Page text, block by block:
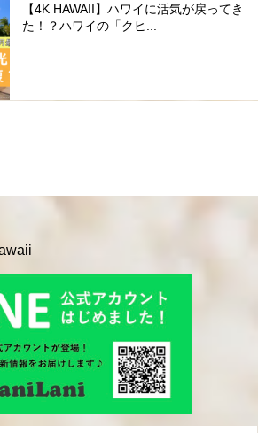
【4K HAWAII】ハワイに活気が戻ってき
た！？ハワイの「クヒ...